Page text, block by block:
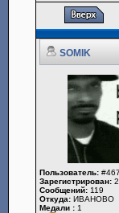
SOMIK
Пользователь:
Зарегистрирован:
Сообщений: 119
Откуда: ИВАНОВО
Медали : 1